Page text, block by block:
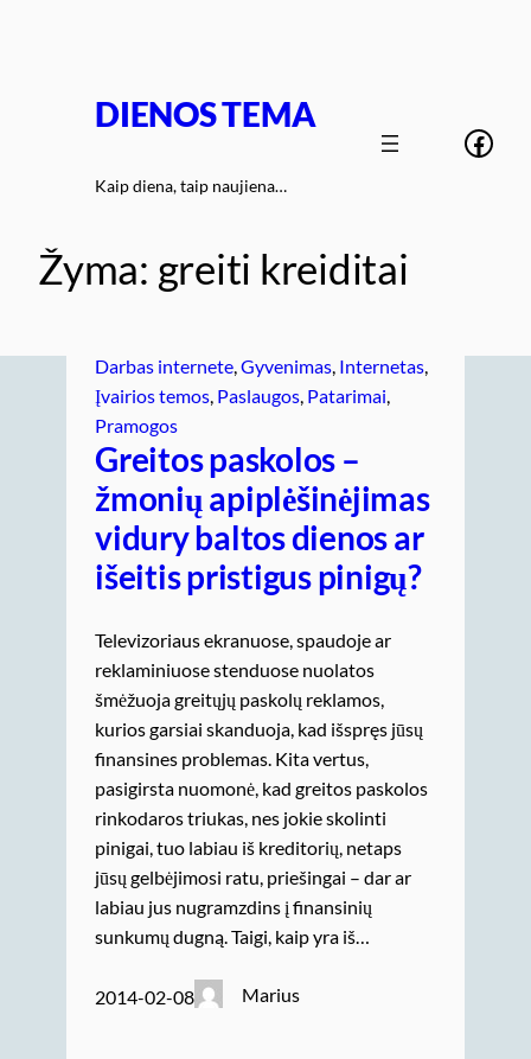
DIENOS TEMA
Kaip diena, taip naujiena…
Žyma: greiti kreiditai
Darbas internete Gyvenimas Internetas
Įvairios temos Paslaugos Patarimai
Pramogos
Greitos paskolos –
žmonių apiplėšinėjimas
vidury baltos dienos ar
išeitis pristigus pinigų?
Televizoriaus ekranuose, spaudoje ar
reklaminiuose stenduose nuolatos
šmėžuoja greitųjų paskolų reklamos,
kurios garsiai skanduoja, kad išspręs jūsų
finansines problemas. Kita vertus,
pasigirsta nuomonė, kad greitos paskolos
rinkodaros triukas, nes jokie skolinti
pinigai, tuo labiau iš kreditorių, netaps
jūsų gelbėjimosi ratu, priešingai – dar ar
labiau jus nugramzdins į finansinių
sunkumų dugną. Taigi, kaip yra iš…
2014-02-08 Marius